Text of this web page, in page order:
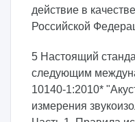
действие в
Российской
5 Настоящий
следующим
10140-1:2010*
измерения